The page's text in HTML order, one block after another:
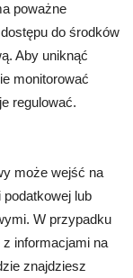
poważne
do środków
Aby uniknąć
monitorować
regulować.
może wejść na
lub
W przypadku
informacjami na
znajdziesz